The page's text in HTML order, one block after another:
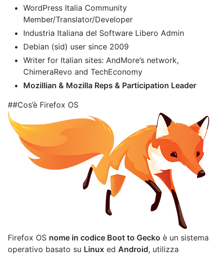
WordPress Italia Community
Member/Translator/Developer
Industria Italiana del Software Libero Admin
Debian (sid) user since 2009
Writer for Italian sites: AndMore’s network,
ChimeraRevo and TechEconomy
Mozillian & Mozilla Reps & Participation Leader
##Cos’è Firefox OS
Firefox OS nome in codice Boot to Gecko è un sistema
operativo basato su Linux ed Android, utilizza